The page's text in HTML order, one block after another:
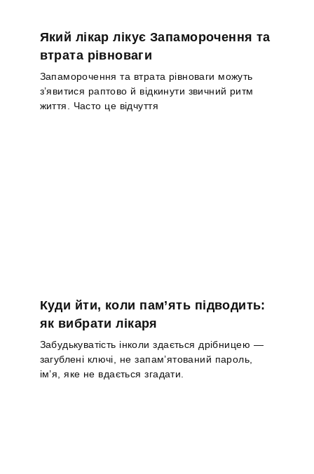
Який лікар лікує Запаморочення та
втрата рівноваги
Запаморочення та втрата рівноваги можуть
з’явитися раптово й відкинути звичний ритм
життя. Часто це відчуття
Куди йти, коли пам’ять підводить:
як вибрати лікаря
Забудькуватість інколи здається дрібницею —
загублені ключі, не запам’ятований пароль,
ім’я, яке не вдається згадати.